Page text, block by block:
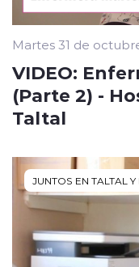
Martes 31 de
VIDEO:
(Parte 2) -
Taltal
JUNTOS EN TALTAL